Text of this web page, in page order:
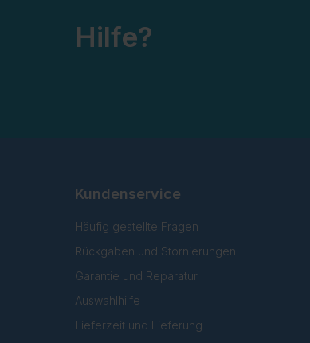
Hilfe?
Kundenservice
Häufig gestellte Fragen
Rückgaben und Stornierungen
Garantie und Reparatur
Auswahlhilfe
Lieferzeit und Lieferung